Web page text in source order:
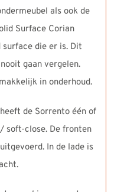
als ook de
Surface Corian
surface die er is. Dit
gaan vergelen.
in onderhoud.
de Sorrento één of
soft-close. De fronten
In de lade is